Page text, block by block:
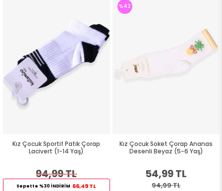
Kız Çocuk Sportif Patik Çorap
Lacivert (1-14 Yaş)
94,99 TL
Sepette %30 İNDİRİM 66,49 TL
Kız Çocuk Soket Çorap Ananas
Desenli Beyaz (5-6 Yaş)
54,99 TL
94,99 TL
%42